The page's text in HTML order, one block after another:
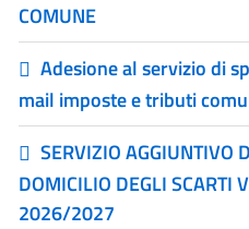
COMUNE
Adesione al servizio di
mail imposte e tributi
SERVIZIO AGGIUNTIVO
DOMICILIO DEGLI SCARTI
2026/2027